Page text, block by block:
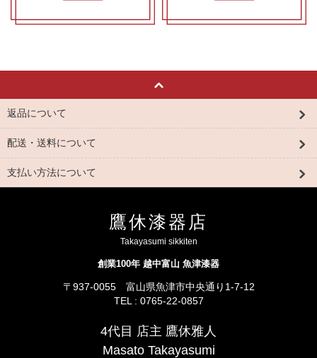
返品について
配送・送料について
支払い方法について
鷹休漆器店
Takayasumi sikkiten
創業100年 越中富山 魚津漆器
〒937-0055 富山県魚津市中央通り1-7-12
TEL : 0765-22-0857
4代目 店主 鷹休雅人
Masato Takayasumi